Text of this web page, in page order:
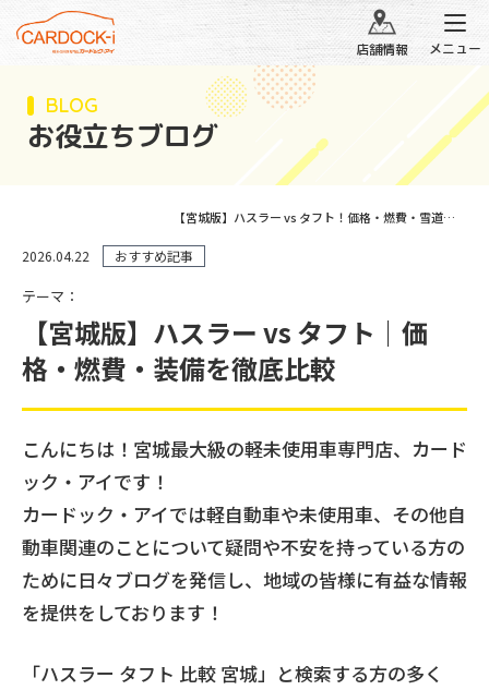
店舗情報 メニュー
【宮城版】ハスラー vs タフト！価格・燃費・雪道装備を徹底比較｜あなたにピッタリの軽SUVはどっち
BLOG
お役立ちブログ
2026.04.22 おすすめ記事
テーマ：
【宮城版】ハスラー vs タフト｜価
格・燃費・装備を徹底比較
こんにちは！宮城最大級の軽未使用車専門店、カード
ック・アイです！
カードック・アイでは軽自動車や未使用車、その他自
動車関連のことについて疑問や不安を持っている方の
ために日々ブログを発信し、地域の皆様に有益な情報
を提供をしております！
「ハスラー タフト 比較 宮城」と検索する方の多く